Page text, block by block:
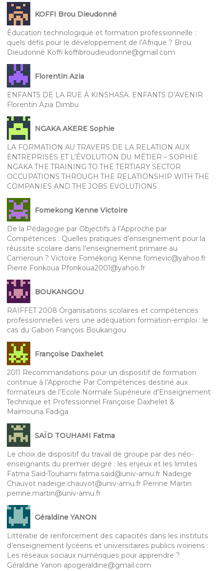
KOFFI Brou Dieudonné
Éducation technologique et formation professionnelle :
quels défis pour le développement de l’Afrique ? Brou
Dieudonné Koffi koffibroudieudonne@gmail.com
Florentin Azia
ENFANTS DE LA RUE À KINSHASA. ENFANTS D’AVENIR
Florentin Azia Dimbu
NGAKA AKERE Sophie
LA FORMATION AU TRAVERS DE LA RELATION AUX
ENTREPRISES ET L’ÉVOLUTION DU MÉTIER – SOPHIE
NGAKA THE TRAINING TO THE TERTIARY SECTOR
OCCUPATIONS THROUGH THE RELATIONSHIP WITH THE
COMPANIES AND THE JOBS EVOLUTIONS
Fomekong Kenne Victoire
De la Pédagogie par Objectifs à l’Approche par
Compétences : Quelles pratiques d’enseignement pour la
réussite scolaire dans l’enseignement primaire au
Cameroun ? Victoire Fomekong Kenne fomevic@yahoo.fr
Pierre Fonkoua Pfonkoua2001@yahoo.fr
BOUKANGOU
RAIFFET 2008 Organisations scolaires et compétences
professionnelles vers une adéquation formation-emploi : le
cas du Gabon François Boukangou
Françoise Daxhelet
2011 Recommandations pour un dispositif de formation
continue à l’Approche Par Compétences destiné aux
formateurs de l’Ecole Normale Supérieure d’Enseignement
Technique et Professionnel Françoise Daxhelet &
Maïmouna Fadiga
SAÏD TOUHAMI Fatma
Le choix de dispositif du travail de groupe par des néo-
enseignants du premier degré : les enjeux et les limites
Fatma Saïd-Touhami fatma.said@univ-amu.fr Nadeige
Chauvot nadeige.chauvot@univ-amu.fr Perrine Martin
perrine.martin@univ-amu.fr
Géraldine YANON
Littératie de renforcement des capacités dans les instituts
d’enseignement lycéens et universitaires publics ivoiriens :
Les réseaux sociaux numériques pour apprendre ?
Géraldine Yanon apogeraldine@gmail.com